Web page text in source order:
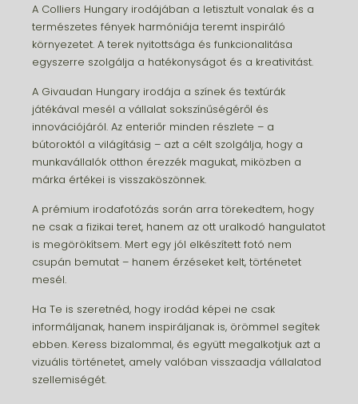
A Colliers Hungary irodájában a letisztult vonalak és a
természetes fények harmóniája teremt inspiráló
környezetet. A terek nyitottsága és funkcionalitása
egyszerre szolgálja a hatékonyságot és a kreativitást.
A Givaudan Hungary irodája a színek és textúrák
játékával mesél a vállalat sokszínűségéről és
innovációjáról. Az enteriőr minden részlete – a
bútoroktól a világításig – azt a célt szolgálja, hogy a
munkavállalók otthon érezzék magukat, miközben a
márka értékei is visszaköszönnek.
A prémium irodafotózás során arra törekedtem, hogy
ne csak a fizikai teret, hanem az ott uralkodó hangulatot
is megörökítsem. Mert egy jól elkészített fotó nem
csupán bemutat – hanem érzéseket kelt, történetet
mesél.
Ha Te is szeretnéd, hogy irodád képei ne csak
informáljanak, hanem inspiráljanak is, örömmel segítek
ebben. Keress bizalommal, és együtt megalkotjuk azt a
vizuális történetet, amely valóban visszaadja vállalatod
szellemiségét.